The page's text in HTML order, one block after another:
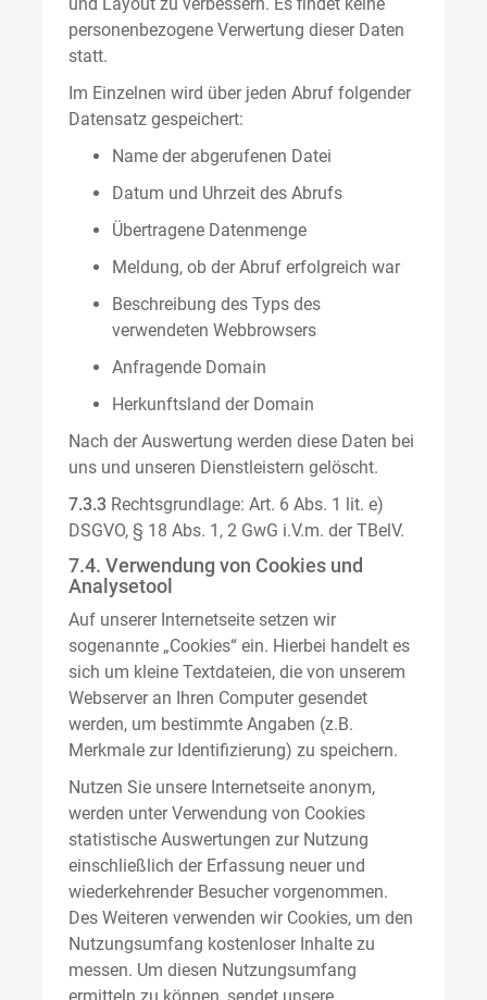
personenbezogene Verwertung dieser Daten
statt.
Im Einzelnen wird über jeden Abruf folgender
Datensatz gespeichert:
Name der abgerufenen Datei
Datum und Uhrzeit des Abrufs
Übertragene Datenmenge
Meldung, ob der Abruf erfolgreich war
Beschreibung des Typs des
verwendeten Webbrowsers
Anfragende Domain
Herkunftsland der Domain
Nach der Auswertung werden diese Daten bei
uns und unseren Dienstleistern gelöscht.
7.3.3 Rechtsgrundlage: Art. 6 Abs. 1 lit. e)
DSGVO, § 18 Abs. 1, 2 GwG i.V.m. der TBelV.
7.4. Verwendung von Cookies und
Analysetool
Auf unserer Internetseite setzen wir
sogenannte „Cookies“ ein. Hierbei handelt es
sich um kleine Textdateien, die von unserem
Webserver an Ihren Computer gesendet
werden, um bestimmte Angaben (z.B.
Merkmale zur Identifizierung) zu speichern.
Nutzen Sie unsere Internetseite anonym,
werden unter Verwendung von Cookies
statistische Auswertungen zur Nutzung
einschließlich der Erfassung neuer und
wiederkehrender Besucher vorgenommen.
Des Weiteren verwenden wir Cookies, um den
Nutzungsumfang kostenloser Inhalte zu
messen. Um diesen Nutzungsumfang